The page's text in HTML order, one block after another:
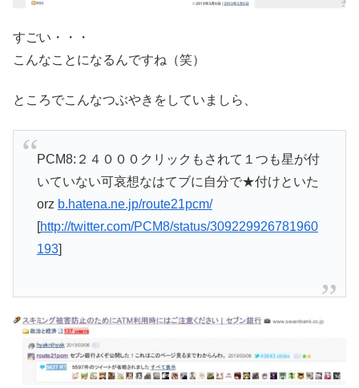
すごい・・・
こんなことになるんですね（笑）
ところでこんなつぶやきをしていましら、
PCM8:２４０００クリックもされて１つも星が付
いていない可哀想なはてブに自分で★付けといた
orz b.hatena.ne.jp/route21pcm/
[http://twitter.com/PCM8/status/309229926781960
193]